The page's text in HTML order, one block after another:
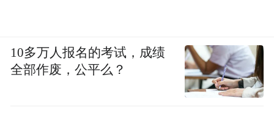
10多万人报名的考试，成绩
全部作废，公平么？